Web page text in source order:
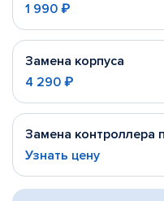
1 990 ₽
Замена корпуса
4 290 ₽
Замена контроллера
Узнать цену